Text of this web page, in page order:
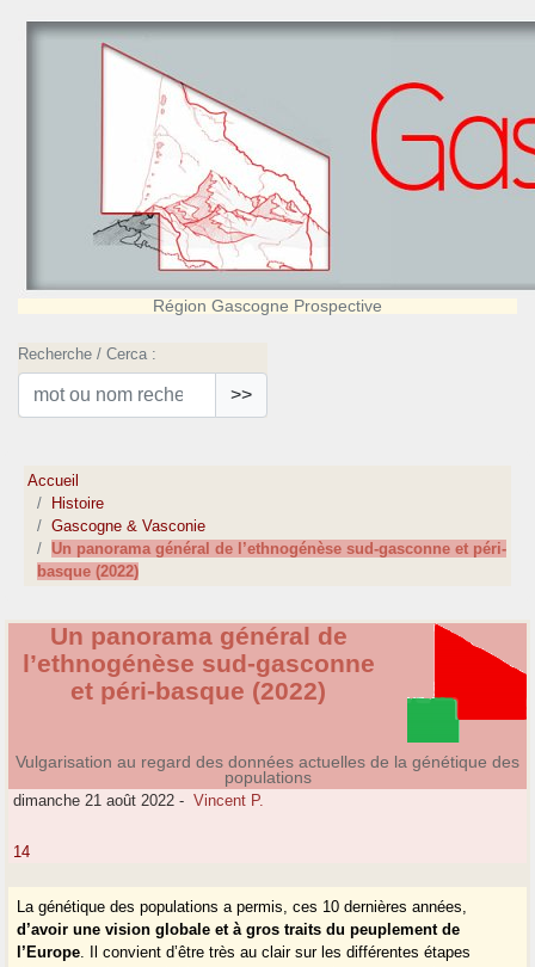
Région Gascogne Prospective
Recherche / Cerca :
>>
Accueil
Histoire
Gascogne & Vasconie
Un panorama général de l’ethnogénèse sud-gasconne et péri-
basque (2022)
Un panorama général de
l’ethnogénèse sud-gasconne
et péri-basque (2022)
Vulgarisation au regard des données actuelles de la génétique des
populations
dimanche 21 août 2022 - Vincent P.
14
La génétique des populations a permis, ces 10 dernières années,
d’avoir une vision globale et à gros traits du peuplement de
l’Europe. Il convient d’être très au clair sur les différentes étapes